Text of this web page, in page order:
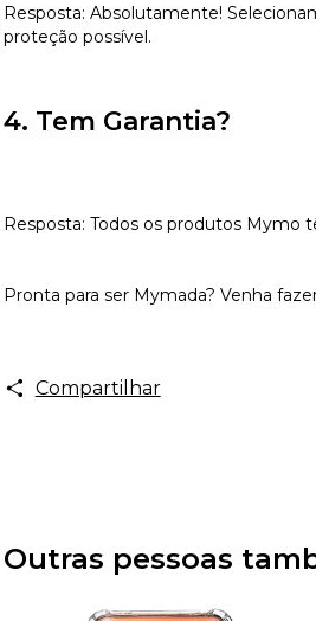
Resposta: Absolutamente!
proteção possível.
4. Tem Garantia?
Resposta: Todos os produtos Mymo
Pronta para ser Mymada? Venha
Compartilhar
Outras pessoas